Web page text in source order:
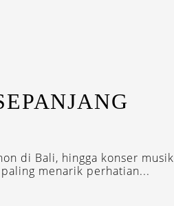
di Bali, hingga konser musik
menarik perhatian...